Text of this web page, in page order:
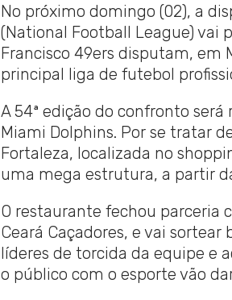
No próximo domingo (02), a
(National Football League) vai
Francisco 49ers disputam, em
principal liga de futebol
A 54ª edição do confronto
Miami Dolphins. Por se tratar
Fortaleza, localizada no
uma mega estrutura, a partir
O restaurante fechou parceria
Ceará Caçadores, e vai
líderes de torcida da equipe e
o público com o esporte vão